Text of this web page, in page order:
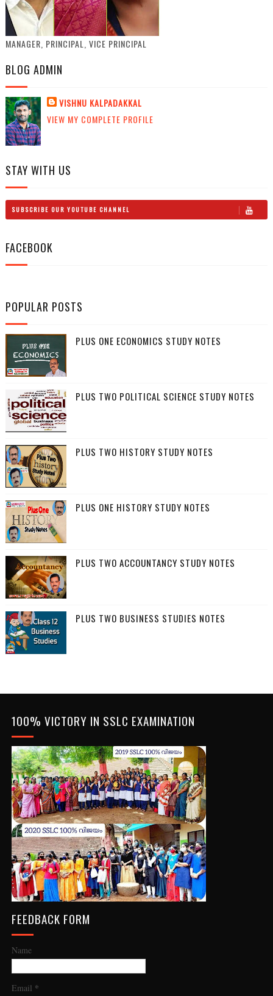
MANAGER, PRINCIPAL, VICE PRINCIPAL
BLOG ADMIN
VISHNU KALPADAKKAL
VIEW MY COMPLETE PROFILE
STAY WITH US
SUBSCRIBE OUR YOUTUBE CHANNEL
FACEBOOK
POPULAR POSTS
PLUS ONE ECONOMICS STUDY NOTES
PLUS TWO POLITICAL SCIENCE STUDY NOTES
PLUS TWO HISTORY STUDY NOTES
PLUS ONE HISTORY STUDY NOTES
PLUS TWO ACCOUNTANCY STUDY NOTES
PLUS TWO BUSINESS STUDIES NOTES
100% VICTORY IN SSLC EXAMINATION
FEEDBACK FORM
Name
Email *